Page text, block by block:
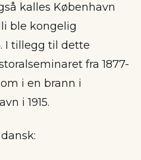
kalles København
ble kongelig
I tillegg til dette
fra 1877-
i en brann i
i 1915.